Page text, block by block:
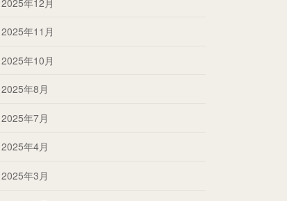
2025年11月
2025年10月
2025年8月
2025年7月
2025年4月
2025年3月